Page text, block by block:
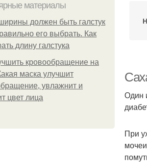
материалы
должен быть галстук
его выбрать. Как
длину галстука
кровообращение на
маска улучшит
увлажнит и
цвет лица
Один
При